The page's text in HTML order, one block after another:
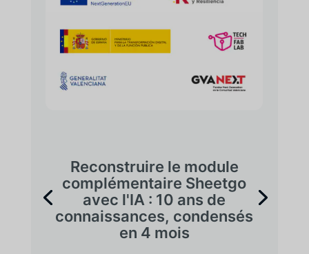
Reconstruire le module
complémentaire Sheetgo
avec l'IA : 10 ans de
connaissances, condensés
en 4 mois